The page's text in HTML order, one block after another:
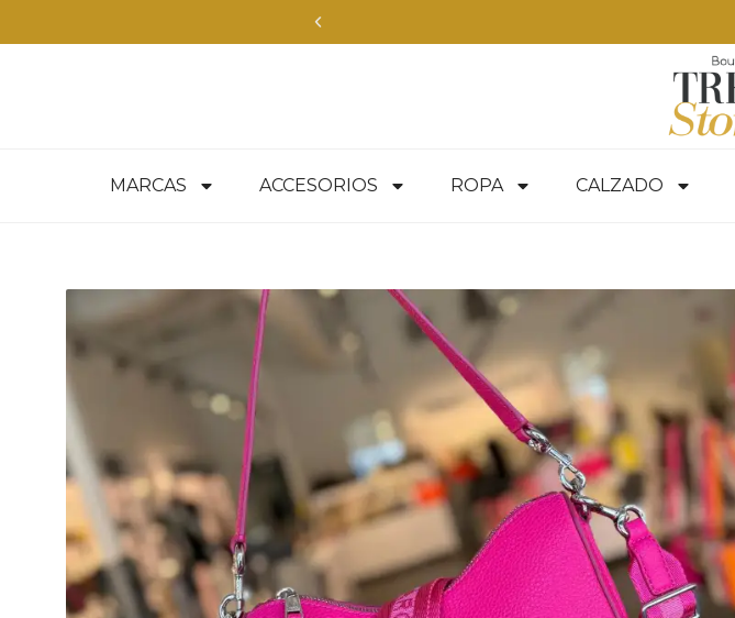
MARCAS ACCESORIOS ROPA CALZADO